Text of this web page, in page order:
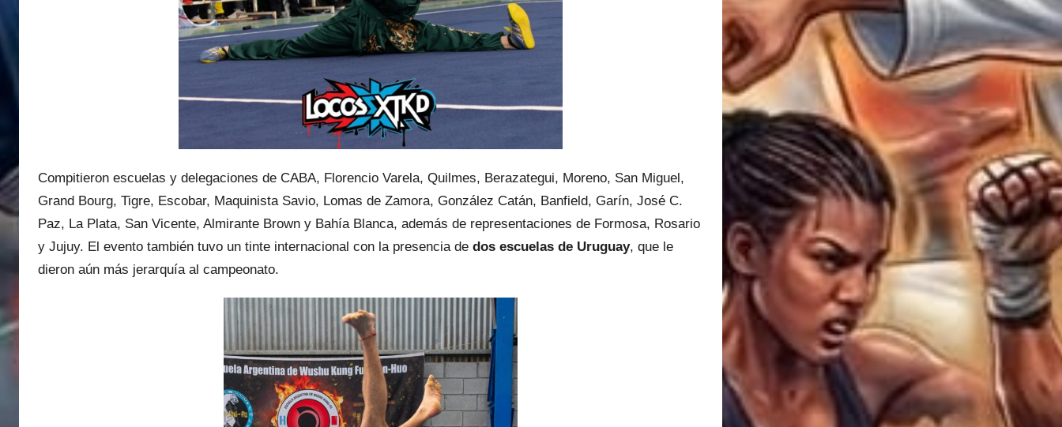
Compitieron escuelas y delegaciones de CABA, Florencio Varela, Quilmes, Berazategui, Moreno, San Miguel,
Grand Bourg, Tigre, Escobar, Maquinista Savio, Lomas de Zamora, González Catán, Banfield, Garín, José C.
Paz, La Plata, San Vicente, Almirante Brown y Bahía Blanca, además de representaciones de Formosa, Rosario
y Jujuy. El evento también tuvo un tinte internacional con la presencia de dos escuelas de Uruguay, que le
dieron aún más jerarquía al campeonato.